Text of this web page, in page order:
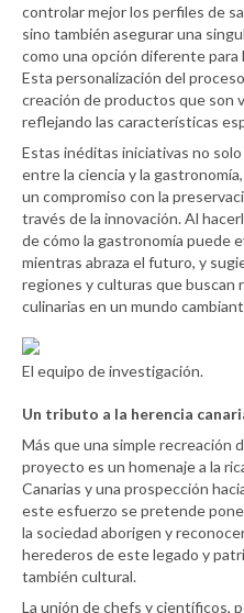
controlar mejor los perfiles de
sino también asegurar una
como una opción diferente para
Esta personalización del
creación de productos que son
reflejando las características
Estas inéditas iniciativas no
entre la ciencia y la
un compromiso con la
través de la innovación. Al
de cómo la gastronomía puede
mientras abraza el futuro, y
regiones y culturas que buscan
culinarias en un mundo
El equipo de investigación.
Un tributo a la herencia
Más que una simple recreación
proyecto es un homenaje a la
Canarias y una prospección
este esfuerzo se pretende
la sociedad aborigen y
herederos de este legado y
también cultural.
La unión de chefs y científicos,